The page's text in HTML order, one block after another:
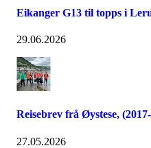
Eikanger G13 til topps i
29.06.2026
Reisebrev frå Øystese,
27.05.2026